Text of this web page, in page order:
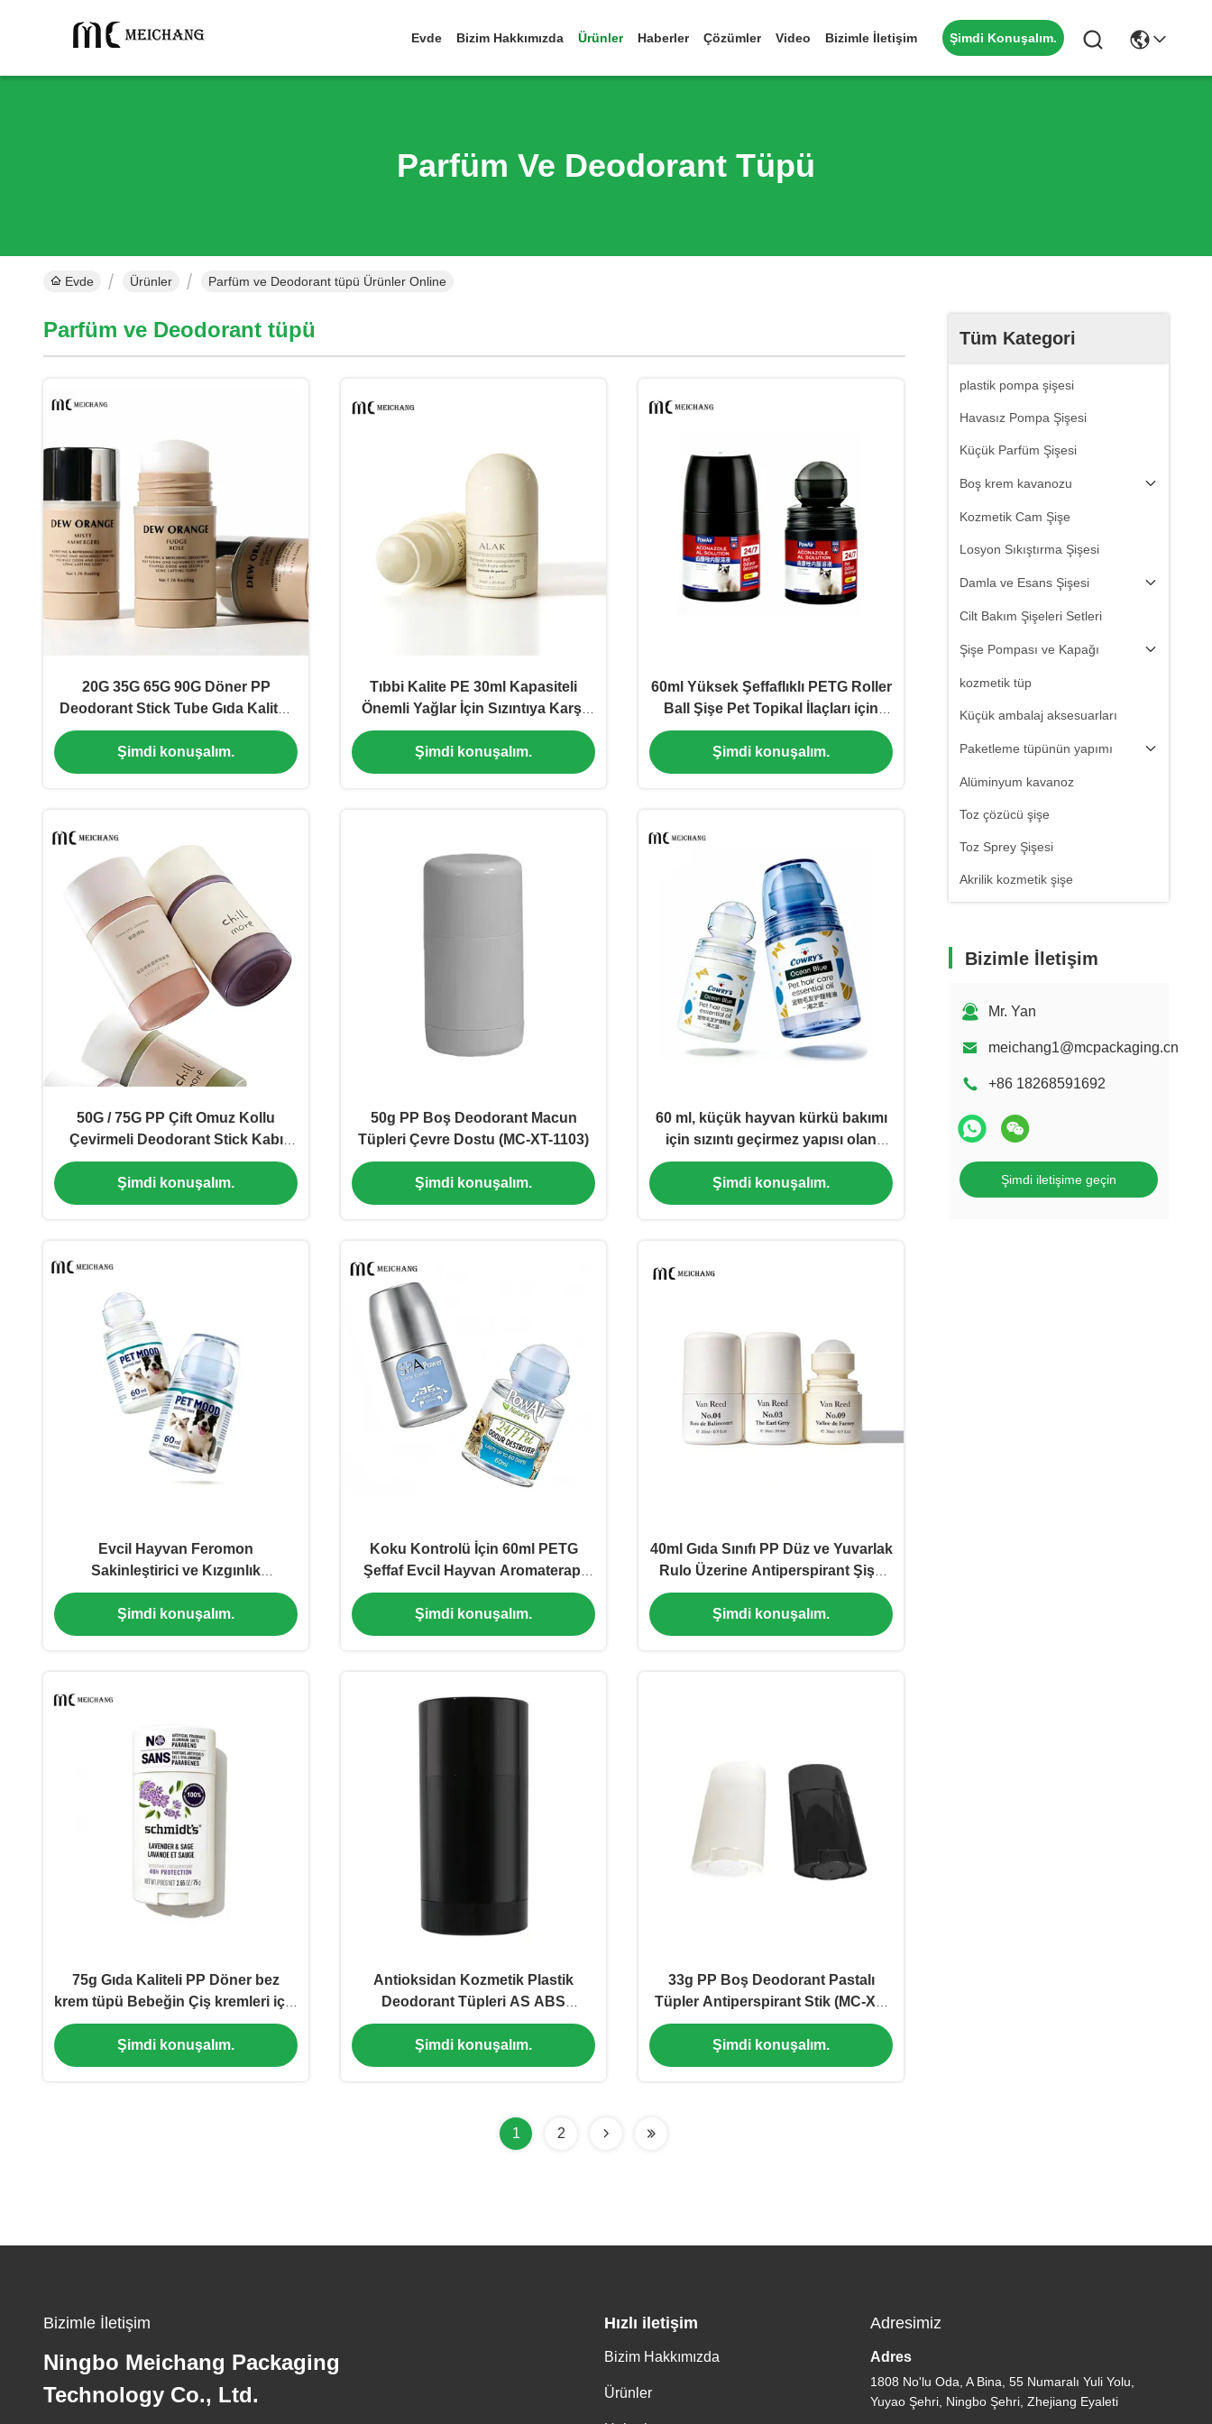
Evde Bizim Hakkımızda Ürünler Haberler Çözümler Video Bizimle İletişim Şimdi Konuşalım.
Parfüm Ve Deodorant Tüpü
Evde Ürünler Parfüm ve Deodorant tüpü Ürünler Online
Tüm Kategori
plastik pompa şişesi
Havasız Pompa Şişesi
Küçük Parfüm Şişesi
Boş krem kavanozu
Kozmetik Cam Şişe
Losyon Sıkıştırma Şişesi
Damla ve Esans Şişesi
Cilt Bakım Şişeleri Setleri
Şişe Pompası ve Kapağı
kozmetik tüp
Küçük ambalaj aksesuarları
Paketleme tüpünün yapımı
Alüminyum kavanoz
Toz çözücü şişe
Toz Sprey Şişesi
Akrilik kozmetik şişe
Bizimle İletişim
Mr. Yan
meichang1@mcpackaging.cn
+86 18268591692
Şimdi iletişime geçin
Parfüm ve Deodorant tüpü
20G 35G 65G 90G Döner PP
Deodorant Stick Tube Gıda Kaliteli
Özelleştirilebilir Ambalaj ((MC-XT-
1114)
Şimdi konuşalım.
Tıbbi Kalite PE 30ml Kapasiteli
Önemli Yağlar İçin Sızıntıya Karşı
Düzene sahip Rulo Şişe
Şimdi konuşalım.
60ml Yüksek Şeffaflıklı PETG Roller
Ball Şişe Pet Topikal İlaçları için
Sızıntı Dayanıklı Tasarımı
Şimdi konuşalım.
50G / 75G PP Çift Omuz Kollu
Çevirmeli Deodorant Stick Kabı
Gıda Sınıfı Malzemeli
Şimdi konuşalım.
50g PP Boş Deodorant Macun
Tüpleri Çevre Dostu (MC-XT-1103)
Şimdi konuşalım.
60 ml, küçük hayvan kürkü bakımı
için sızıntı geçirmez yapısı olan
PETG renkli top şişesi
Şimdi konuşalım.
Evcil Hayvan Feromon
Sakinleştirici ve Kızgınlık
Baskılama Çözümleri için 60ml
PETG Şeffaf Rulo Şişe (MC-PETG-
1119-2)
Şimdi konuşalım.
Koku Kontrolü İçin 60ml PETG
Şeffaf Evcil Hayvan Aromaterapi
Rulo Şişe (MC-PETG-1119)
Şimdi konuşalım.
40ml Gıda Sınıfı PP Düz ve Yuvarlak
Rulo Üzerine Antiperspirant Şişe
Sızdırmaz Mühür (MC-XT-1117)
Şimdi konuşalım.
75g Gıda Kaliteli PP Döner bez
krem tüpü Bebeğin Çiş kremleri için
sızıntı geçirmez mühürlenmiş yapısı
ile
Şimdi konuşalım.
Antioksidan Kozmetik Plastik
Deodorant Tüpleri AS ABS
Malzemesi ((MC-XT-1104)
Şimdi konuşalım.
33g PP Boş Deodorant Pastalı
Tüpler Antiperspirant Stik (MC-XT-
1105)
Şimdi konuşalım.
1 2
Bizimle İletişim
Ningbo Meichang Packaging
Technology Co., Ltd.
Hızlı iletişim
Bizim Hakkımızda
Ürünler
Adresimiz
Adres
1808 No'lu Oda, A Bina, 55 Numaralı Yuli Yolu,
Yuyao Şehri, Ningbo Şehri, Zhejiang Eyaleti